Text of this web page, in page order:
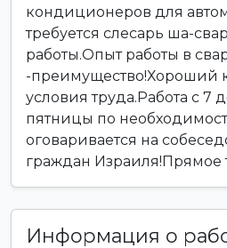
кондиционеров для
требуется слесарь ша-
работы.Опыт работы в
-преимущество!Хороший
условия труда.Работа с 7
пятницы по
оговаривается на
граждан Израиля!Прямое
Информация о